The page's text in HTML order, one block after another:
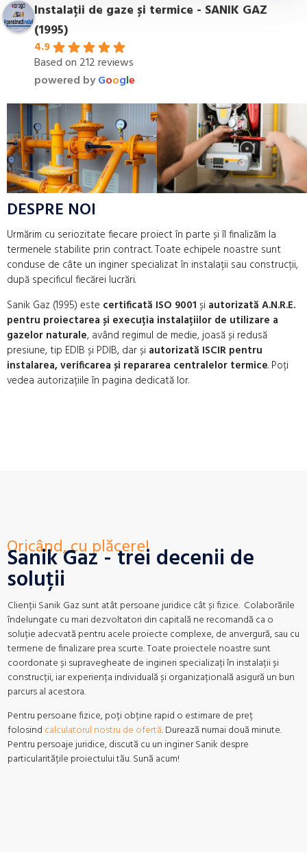
Instalații de gaze și termice - SANIK GAZ
(1995)
4.9
Based on 212 reviews
powered byGoogle
DESPRE NOI
Urmărim cu seriozitate fiecare proiect în parte și îl finalizăm la
termenele stabilite prin contract. Toate echipele noastre sunt
conduse de câte un inginer specializat în instalații sau construcții,
după specificul fiecărei lucrări.
Sanik Gaz (1995) este certificată ISO 9001 și autorizată A.N.R.E.
pentru proiectarea și execuția instalațiilor de utilizare a
gazelor naturale, având regimul de medie, joasă și redusă
presiune, tip EDIB și PDIB, dar și autorizată ISCIR pentru
instalarea, verificarea și repararea centralelor termice. Poți
vedea autorizațiile în pagina dedicată lor.
Oricând, cu plăcere!
Sanik Gaz - trei decenii de
soluții
Clienții Sanik Gaz sunt atât persoane juridice cât și fizice. Colaborările
îndelungate cu mari dezvoltatori din capitală ne recomandă ca o
soluție adecvată pentru acele proiecte complexe, de anvergură, sau cu
termene de finalizare prea scurte. Toate proiectele noastre sunt
coordonate și supravegheate de ingineri specializați în instalații și
construcții, iar experiența individuală și organizațională asigură un bun
parcurs al acestora.
Pentru persoane fizice, poți obține rapid o estimare de preț
folosind calculatorul nostru de ofertă. Durează numai două minute.
Pentru persoaje juridice, discută cu un inginer Sanik despre
particularitățile proiectului tău. Sună acum!